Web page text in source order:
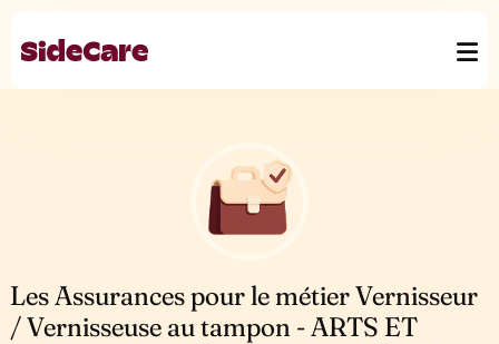
Les Assurances pour le métier Vernisseur
/ Vernisseuse au tampon - ARTS ET